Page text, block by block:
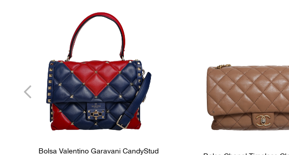
Bolsa Valentino Garavani CandyStud